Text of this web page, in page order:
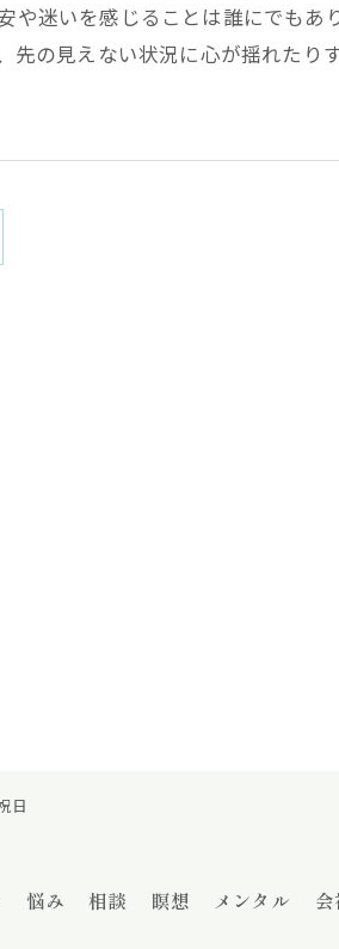
や迷いを感じることは誰にでも
先の見えない状況に心が揺れたり
日
悩み 相談 瞑想 メンタル